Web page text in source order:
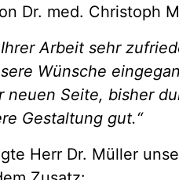
Dr. med. Christoph
Arbeit sehr
Wünsche
neuen Seite, bisher
Gestaltung gut.“
Herr Dr. Müller